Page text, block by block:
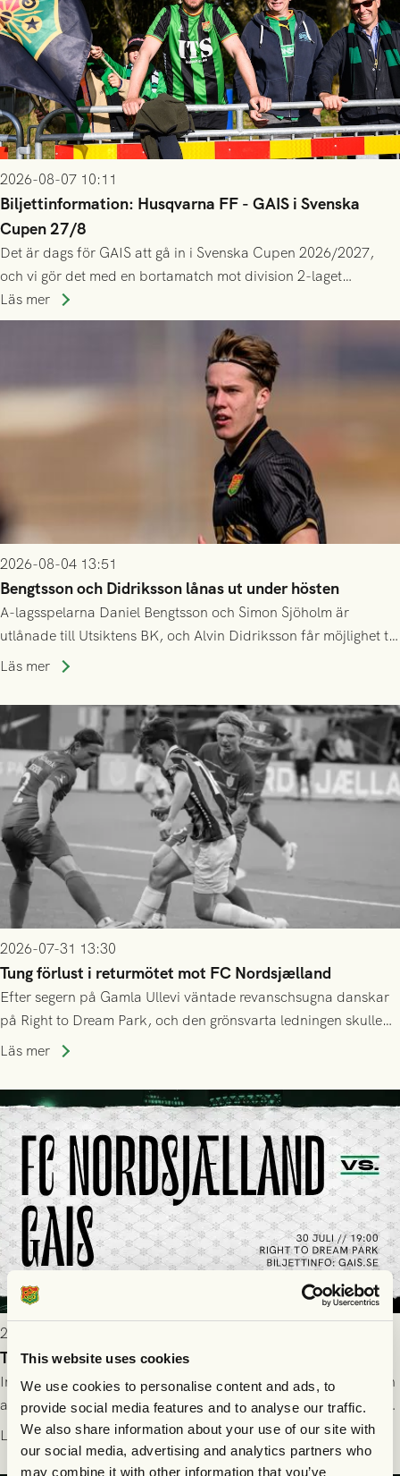
This website uses cookies
We use cookies to personalise content and ads, to
provide social media features and to analyse our traffic.
We also share information about your use of our site with
our social media, advertising and analytics partners who
may combine it with other information that you’ve
2026-08-07 10:11
Biljettinformation: Husqvarna FF - GAIS i Svenska
Cupen 27/8
Det är dags för GAIS att gå in i Svenska Cupen 2026/2027,
och vi gör det med en bortamatch mot division 2-laget
Husqvarna FF. Häng med och stötta grönsvart på plats!
Läs mer
2026-08-04 13:51
Bengtsson och Didriksson lånas ut under hösten
A-lagsspelarna Daniel Bengtsson och Simon Sjöholm är
utlånade till Utsiktens BK, och Alvin Didriksson får möjlighet till
speltid i Hestrafors genom föreningssamarbete.
Läs mer
2026-07-31 13:30
Tung förlust i returmötet mot FC Nordsjælland
Efter segern på Gamla Ullevi väntade revanschsugna danskar
på Right to Dream Park, och den grönsvarta ledningen skulle
upphöra efter mindre än kvarten spelad. På lika mark visade
tennissiffror och det grönsvarta europaäventyret tog slut.
Läs mer
2026-07-29 19:00
Truppen till FC Nordsjælland - GAIS 30/7
Imorgon torsdag spelar GAIS borta mot FC Nordsjælland i den
andra kvalmatchen till Conference League på Right to Dream
Park! Fredrik Holmberg och ledarstaben har tagit ut följande
trupp till matchen:
Läs mer